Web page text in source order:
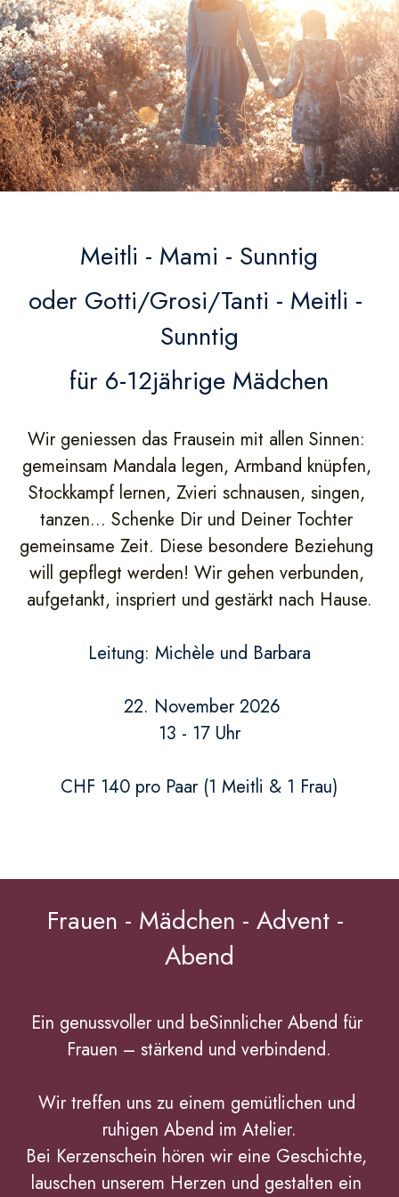
Meitli - Mami - Sunntig
oder Gotti/Grosi/Tanti - Meitli -
Sunntig
für 6-12jährige Mädchen
Wir geniessen das Frausein mit allen Sinnen:
gemeinsam Mandala legen, Armband knüpfen,
Stockkampf lernen, Zvieri schnausen, singen,
tanzen... Schenke Dir und Deiner Tochter
gemeinsame Zeit. Diese besondere Beziehung
will gepflegt werden! Wir gehen verbunden,
aufgetankt, inspriert und gestärkt nach Hause.
Leitung: Michèle und Barbara
22. November 2026
13 - 17 Uhr
CHF 140 pro Paar (1 Meitli & 1 Frau)
Frauen - Mädchen - Advent -
Abend
Ein genussvoller und beSinnlicher Abend für
Frauen – stärkend und verbindend.
Wir treffen uns zu einem gemütlichen und
ruhigen Abend im Atelier.
Bei Kerzenschein hören wir eine Geschichte,
lauschen unserem Herzen und gestalten ein